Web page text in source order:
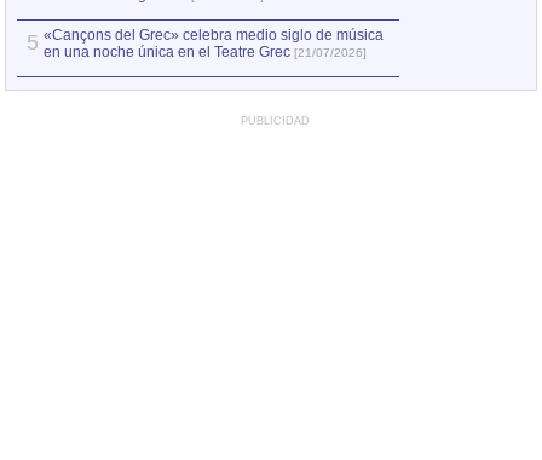
5 «Cançons del Grec» celebra medio siglo de música
en una noche única en el Teatre Grec [21/07/2026]
PUBLICIDAD